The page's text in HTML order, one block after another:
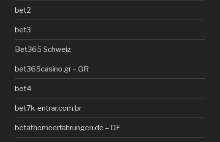
bet2
bet3
Bet365 Schweiz
bet365casino.gr – GR
bet4
bet7k-entrar.com.br
betathomeerfahrungen.de – DE